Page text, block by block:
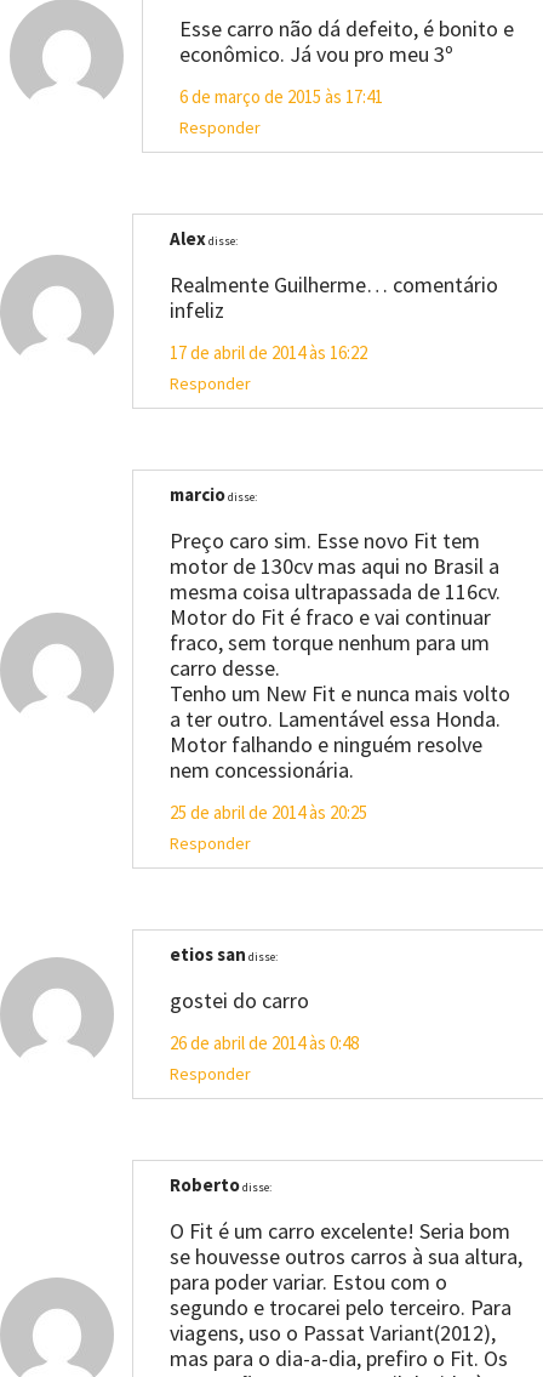
Esse carro não dá defeito, é bonito e
econômico. Já vou pro meu 3º
6 de março de 2015 às 17:41
Responder
Alexdisse:
Realmente Guilherme… comentário
infeliz
17 de abril de 2014 às 16:22
Responder
marciodisse:
Preço caro sim. Esse novo Fit tem
motor de 130cv mas aqui no Brasil a
mesma coisa ultrapassada de 116cv.
Motor do Fit é fraco e vai continuar
fraco, sem torque nenhum para um
carro desse.
Tenho um New Fit e nunca mais volto
a ter outro. Lamentável essa Honda.
Motor falhando e ninguém resolve
nem concessionária.
25 de abril de 2014 às 20:25
Responder
etios san disse:
gostei do carro
26 de abril de 2014 às 0:48
Responder
Robertodisse:
O Fit é um carro excelente! Seria bom
se houvesse outros carros à sua altura,
para poder variar. Estou com o
segundo e trocarei pelo terceiro. Para
viagens, uso o Passat Variant(2012),
mas para o dia-a-dia, prefiro o Fit. Os